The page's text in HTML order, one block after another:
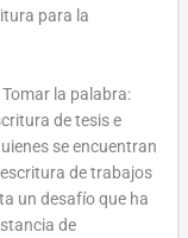
para la
la palabra:
de tesis e
se encuentran
de trabajos
un desafío que ha
de